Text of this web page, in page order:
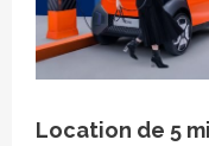
Crédit photo
Location de 5